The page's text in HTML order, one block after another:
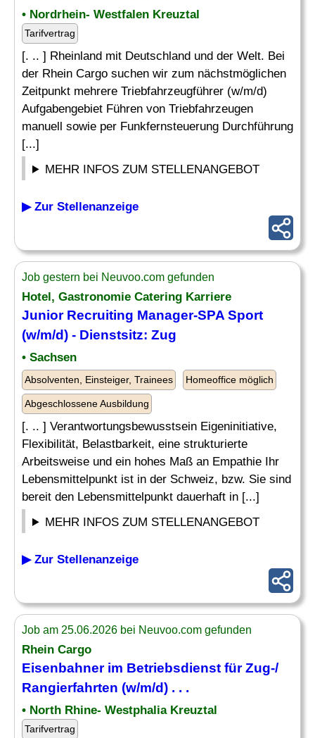
• Nordrhein- Westfalen Kreuztal
Tarifvertrag
[. .. ] Rheinland mit Deutschland und der Welt. Bei
der Rhein Cargo suchen wir zum nächstmöglichen
Zeitpunkt mehrere Triebfahrzeugführer (w/m/d)
Aufgabengebiet Führen von Triebfahrzeugen
manuell sowie per Funkfernsteuerung Durchführung
[...]
MEHR INFOS ZUM STELLENANGEBOT
▶ Zur Stellenanzeige
Job gestern bei Neuvoo.com gefunden
Hotel, Gastronomie Catering Karriere
Junior Recruiting Manager-SPA Sport
(w/m/d) - Dienstsitz: Zug
• Sachsen
Absolventen, Einsteiger, Trainees Homeoffice möglich
Abgeschlossene Ausbildung
[. .. ] Verantwortungsbewusstsein Eigeninitiative,
Flexibilität, Belastbarkeit, eine strukturierte
Arbeitsweise und ein hohes Maß an Empathie Ihr
Lebensmittelpunkt ist in der Schweiz, bzw. Sie sind
bereit den Lebensmittelpunkt dauerhaft in [...]
MEHR INFOS ZUM STELLENANGEBOT
▶ Zur Stellenanzeige
Job am 25.06.2026 bei Neuvoo.com gefunden
Rhein Cargo
Eisenbahner im Betriebsdienst fürZug-/
Rangierfahrten (w/m/d) . . .
• North Rhine- Westphalia Kreuztal
Tarifvertrag